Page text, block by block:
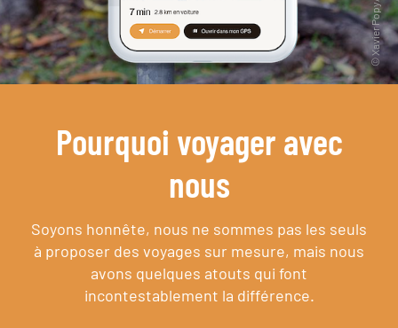
Pourquoi voyager avec
nous
Soyons honnête, nous ne sommes pas les seuls
à proposer des voyages sur mesure, mais nous
avons quelques atouts qui font
incontestablement la différence.